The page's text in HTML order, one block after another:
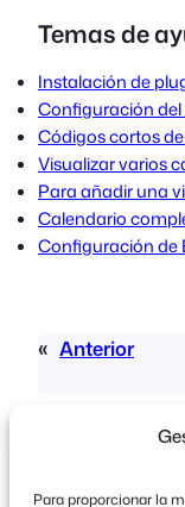
Para proporcionar la
Temas de
Instalación de
Configuración
Códigos cortos
Visualizar varios
Para añadir una
Calendario
Configuración de
« Anterior